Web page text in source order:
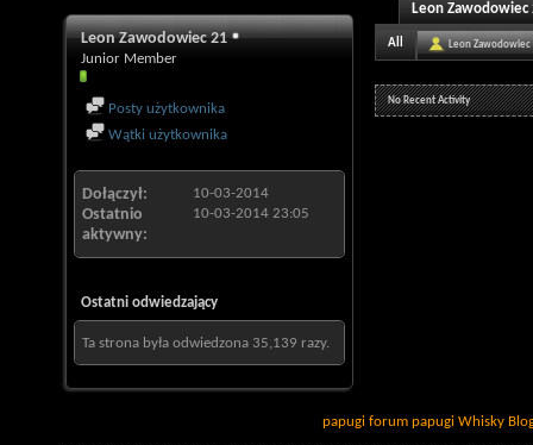
Leon Zawodowiec 21
Junior Member
Posty użytkownika
Wątki użytkownika
Dołączył 10-03-2014
Ostatnio
aktywny
10-03-2014 23:05
Ostatni odwiedzający
Ta strona była odwiedzona 35,139 razy.
Leon
All Leon Zawodowiec
No Recent Activity
papugi forum papugi Whisky